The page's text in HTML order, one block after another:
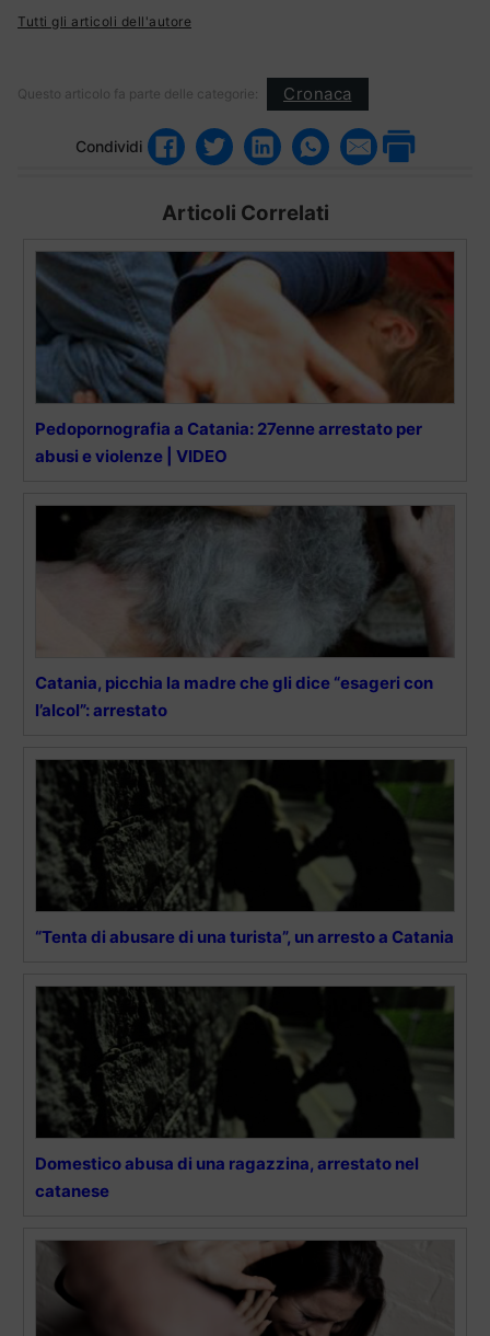
Tutti gli articoli dell'autore
Questo articolo fa parte delle categorie: Cronaca
Condividi
Articoli Correlati
Pedopornografia a Catania: 27enne arrestato per
abusi e violenze | VIDEO
Catania, picchia la madre che gli dice “esageri con
l’alcol”: arrestato
“Tenta di abusare di una turista”, un arresto a Catania
Domestico abusa di una ragazzina, arrestato nel
catanese